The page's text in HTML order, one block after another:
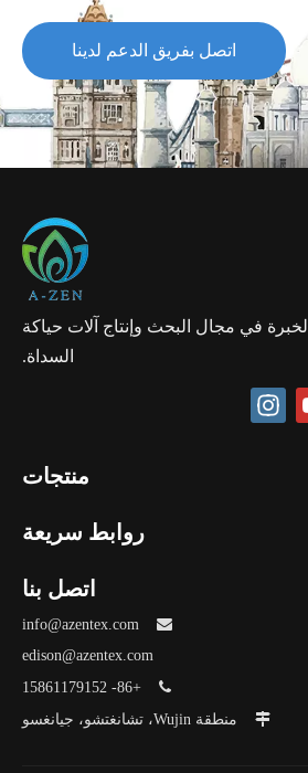
اتصل بفريق الدعم لدينا
من الخبرة في مجال البحث وإنتاج آلات حياكة
السداة.
منتجات
روابط سريعة
اتصل بنا

info@azentex.com
edison@azentex.com

+86- 15861179152
 منطقة Wujin، تشانغتشو، جيانغسو